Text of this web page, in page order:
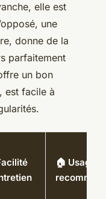
elle est
une
donne de la
parfaitement
un bon
est facile à
🏠 Usage